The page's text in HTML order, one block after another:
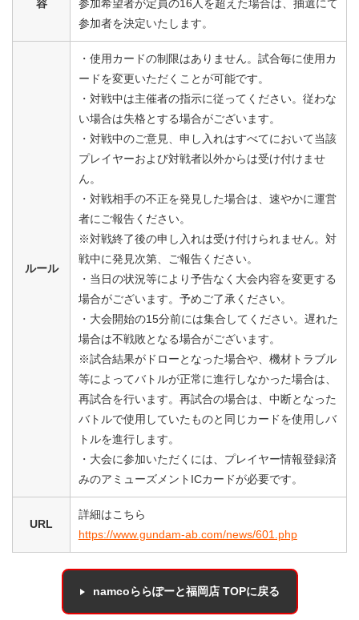
容
参加希望者が定員の16人を超えた場合は、抽選にて
参加者を決定いたします。
ルール
・使用カードの制限はありません。試合毎に使用カ
ードを変更いただくことが可能です。
・対戦中は主催者の指示に従ってください。従わな
い場合は失格とする場合がございます。
・対戦中のご意見、申し入れはすべてにおいて当該
プレイヤーおよび対戦者以外からは受け付けませ
ん。
・対戦相手の不正を発見した場合は、速やかに運営
者にご報告ください。
※対戦終了後の申し入れは受け付けられません。対
戦中に発見次第、ご報告ください。
・当日の状況等により予告なく大会内容を変更する
場合がございます。予めご了承ください。
・大会開始の15分前には集合してください。遅れた
場合は不戦敗となる場合がございます。
※試合結果がドローとなった場合や、機材トラブル
等によってバトルが正常に進行しなかった場合は、
再試合を行います。再試合の場合は、中断となった
バトルで使用していたものと同じカードを使用しバ
トルを進行します。
・大会に参加いただくには、プレイヤー情報登録済
みのアミューズメントICカードが必要です。
URL
詳細はこちら
https://www.gundam-ab.com/news/601.php
namcoららぽーと福岡店 TOPに戻る